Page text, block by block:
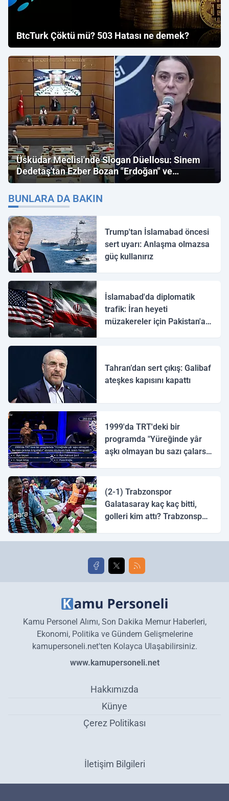
BtcTurk Çöktü mü? 503 Hatası ne demek?
Üsküdar Meclisi'nde Slogan Düellosu: Sinem
Dedetaş'tan Ezber Bozan "Erdoğan" ve
"İmamoğlu" Çıkışı!
BUNLARA DA BAKIN
Trump'tan İslamabad öncesi
sert uyarı: Anlaşma olmazsa
güç kullanırız
İslamabad'da diplomatik
trafik: İran heyeti
müzakereler için Pakistan'a
Tahran’dan sert çıkış: Galibaf
ateşkes kapısını kapattı
1999'da TRT'deki bir
programda "Yüreğinde yâr
aşkı olmayan bu sazı çalarsa
(2-1) Trabzonspor
Galatasaray kaç kaç bitti,
golleri kim attı? Trabzonspor
golleri!
Kamu Personel Alımı, Son Dakika Memur Haberleri,
Ekonomi, Politika ve Gündem Gelişmelerine
kamupersoneli.net'ten Kolayca Ulaşabilirsiniz.
www.kamupersoneli.net
Hakkımızda
Künye
Çerez Politikası
İletişim Bilgileri